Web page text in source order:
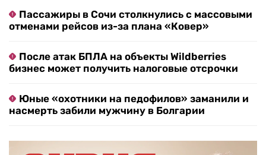
Пассажиры в Сочи столкнулись с массовыми
отменами рейсов из-за плана «Ковер»
После атак БПЛА на объекты Wildberries
бизнес может получить налоговые отсрочки
Юные «охотники на педофилов» заманили и
насмерть забили мужчину в Болгарии